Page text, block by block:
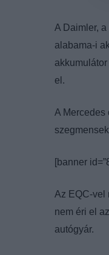
A Daimler,
alabama-i
el.
A Mercedes
[banner
Az EQC-vel
nem éri el
autógyár.